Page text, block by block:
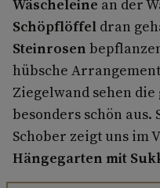
Wäscheleine an der
Schöpflöffel dran­
Steinrosen
hübsche
Ziegel­wand sehen
besonders schön
Schober zeigt uns im
Hängegarten mit